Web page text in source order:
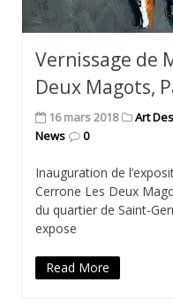
Vernissage de
Deux Magots,
16 mars 2018 Art
News
0
Inauguration de
Cerrone Les Deux
du quartier de Saint-
expose
Read More